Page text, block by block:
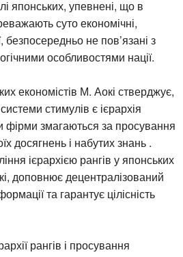
японських, упевнені, що в
суто економічні,
безпосередньо не пов’язані з
особливостями нації.
економістів М. Аокі стверджує,
стимулів є ієрархія
фірми змагаються за просування
досягнень і набутих знань .
ієрархією рангів у японських
доповнює децентралізований
та гарантує цілісність
рангів і просування